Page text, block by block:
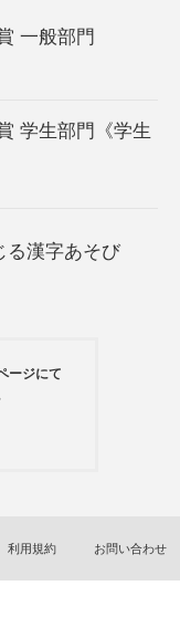
一般部門
学生部門《学生
る漢字あそび
ージにて
利用規約 お問い合わせ